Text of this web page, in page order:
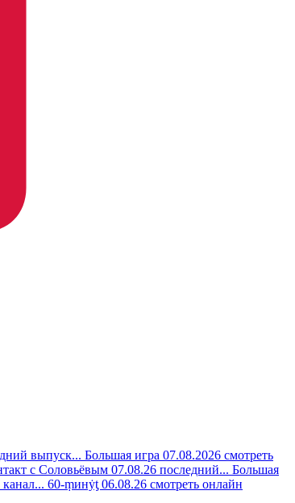
выпуск... Большая игра 07.08.2026 смотреть
с Соловьёвым 07.08.26 последний... Большая
60-ṃинẏƫ 06.08.26 смотреть онлайн